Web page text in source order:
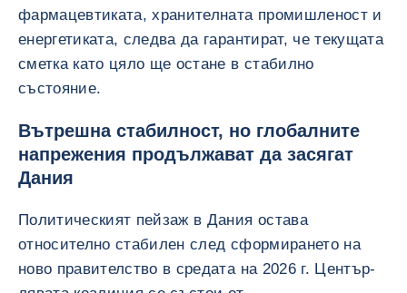
фармацевтиката, хранителната промишленост и
енергетиката, следва да гарантират, че текущата
сметка като цяло ще остане в стабилно
състояние.
Вътрешна стабилност, но глобалните
напрежения продължават да засягат
Дания
Политическият пейзаж в Дания остава
относително стабилен след сформирането на
ново правителство в средата на 2026 г. Център-